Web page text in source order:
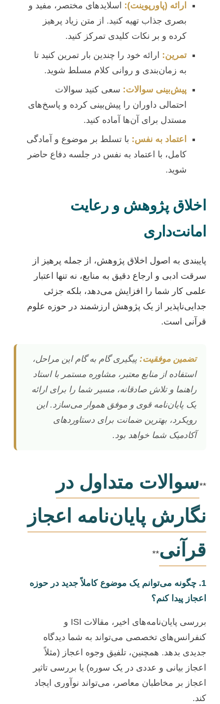
ارائه (پاورپوینت): اسلایدهای مختصر، مفید و
بصری جذاب تهیه کنید. از متن زیاد پرهیز
کرده و بر نکات کلیدی تمرکز کنید.
تمرین: ارائه خود را چندین بار تمرین کنید تا
به زمان‌بندی و روانی کلام مسلط شوید.
پیش‌بینی سوالات: سعی کنید سوالات
احتمالی داوران را پیش‌بینی کرده و پاسخ‌های
مستدل برای آن‌ها آماده کنید.
اعتماد به نفس: با تسلط بر موضوع و آمادگی
کامل، با اعتماد به نفس در جلسه دفاع حاضر
شوید.
اخلاق پژوهش و رعایت
امانت‌داری
پایبندی به اصول اخلاق پژوهش، از جمله پرهیز از
سرقت ادبی و ارجاع دقیق به منابع، نه تنها اعتبار
علمی کار شما را افزایش می‌دهد، بلکه جزئی
جدایی‌ناپذیر از یک پژوهش ارزشمند در حوزه علوم
قرآنی است.
تضمین موفقیت: پیگیری گام به گام این مراحل،
استفاده از منابع معتبر، مشاوره مستمر با استاد
راهنما و تلاش صادقانه، مسیر شما را برای ارائه
یک پایان‌نامه قوی و موفق هموار می‌سازد. این
رویکرد، بهترین ضمانت برای دستاوردهای
آکادمیک شما خواهد بود.
**سوالات متداول در
نگارش پایان‌نامه اعجاز
قرآنی**
1. چگونه می‌توانم یک موضوع کاملاً جدید در حوزه
اعجاز پیدا کنم؟
بررسی پایان‌نامه‌های اخیر، مقالات ISI و
کنفرانس‌های تخصصی می‌تواند به شما دیدگاه
جدیدی بدهد. همچنین، تلفیق وجوه اعجاز (مثلاً
اعجاز بیانی و عددی در یک سوره) یا بررسی تاثیر
اعجاز بر مخاطبان معاصر، می‌تواند نوآوری ایجاد
کند.